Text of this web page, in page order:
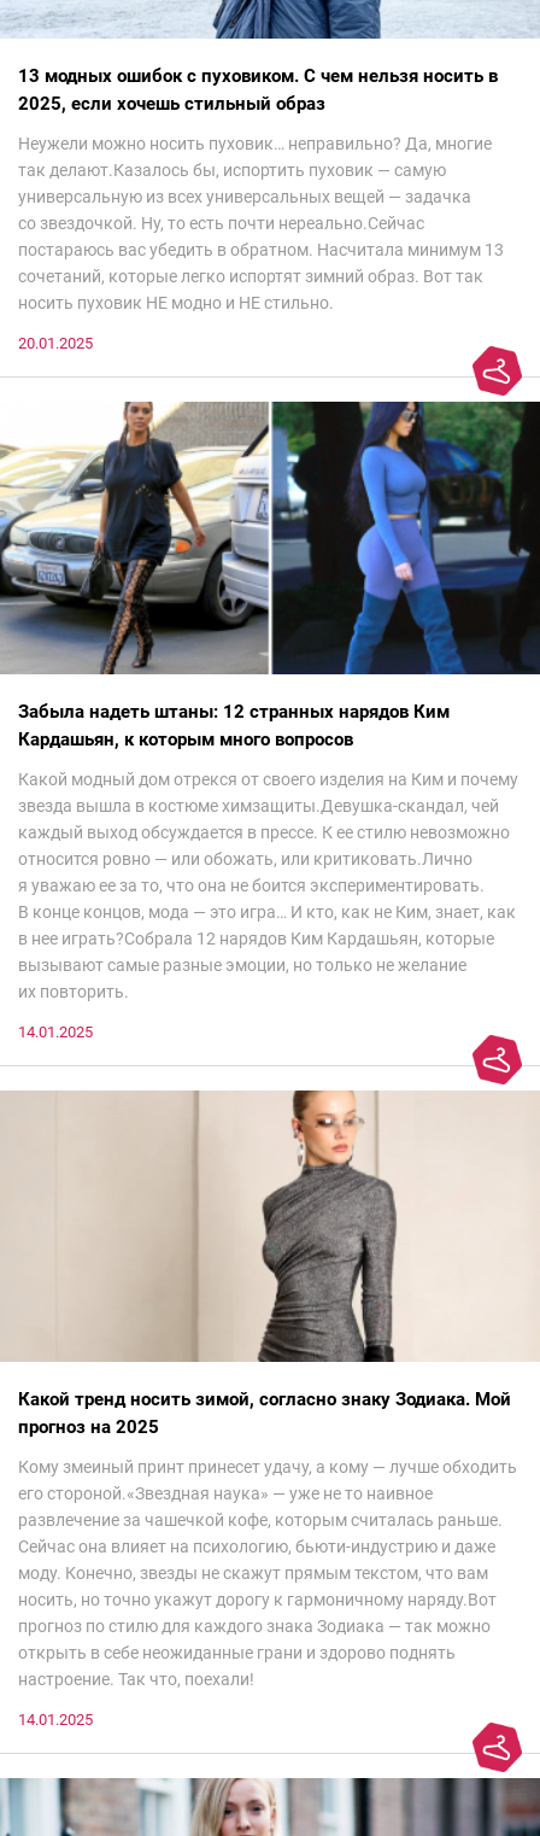
13 модных ошибок с пуховиком. С чем нельзя носить в
2025, если хочешь стильный образ
Неужели можно носить пуховик… неправильно? Да, многие
так делают.Казалось бы, испортить пуховик — самую
универсальную из всех универсальных вещей — задачка
со звездочкой. Ну, то есть почти нереально.Сейчас
постараюсь вас убедить в обратном. Насчитала минимум 13
сочетаний, которые легко испортят зимний образ. Вот так
носить пуховик НЕ модно и НЕ стильно.
20.01.2025
Забыла надеть штаны: 12 странных нарядов Ким
Кардашьян, к которым много вопросов
Какой модный дом отрекся от своего изделия на Ким и почему
звезда вышла в костюме химзащиты.Девушка-скандал, чей
каждый выход обсуждается в прессе. К ее стилю невозможно
относится ровно — или обожать, или критиковать.Лично
я уважаю ее за то, что она не боится экспериментировать.
В конце концов, мода — это игра… И кто, как не Ким, знает, как
в нее играть?Собрала 12 нарядов Ким Кардашьян, которые
вызывают самые разные эмоции, но только не желание
их повторить.
14.01.2025
Какой тренд носить зимой, согласно знаку Зодиака. Мой
прогноз на 2025
Кому змеиный принт принесет удачу, а кому — лучше обходить
его стороной.«Звездная наука» — уже не то наивное
развлечение за чашечкой кофе, которым считалась раньше.
Сейчас она влияет на психологию, бьюти-индустрию и даже
моду. Конечно, звезды не скажут прямым текстом, что вам
носить, но точно укажут дорогу к гармоничному наряду.Вот
прогноз по стилю для каждого знака Зодиака — так можно
открыть в себе неожиданные грани и здорово поднять
настроение. Так что, поехали!
14.01.2025